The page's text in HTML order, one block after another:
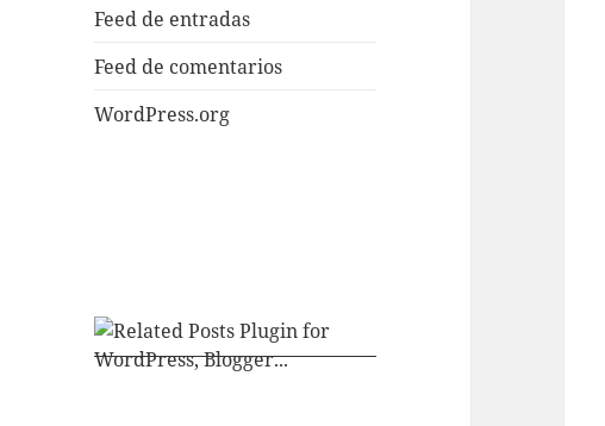
Feed de entradas
Feed de comentarios
WordPress.org